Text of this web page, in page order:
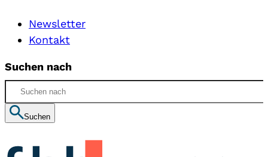
Newsletter
Kontakt
Suchen nach
Suchen